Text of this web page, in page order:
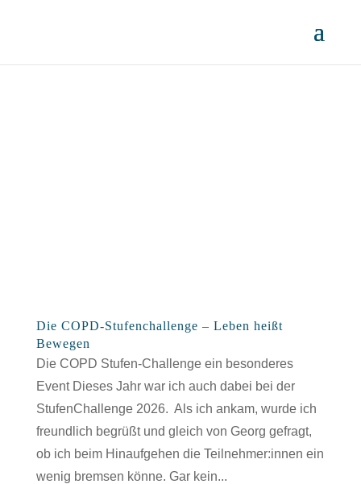
Die COPD-Stufenchallenge – Leben heißt
Bewegen
Die COPD Stufen-Challenge ein besonderes
Event Dieses Jahr war ich auch dabei bei der
StufenChallenge 2026. Als ich ankam, wurde ich
freundlich begrüßt und gleich von Georg gefragt,
ob ich beim Hinaufgehen die Teilnehmer:innen ein
wenig bremsen könne. Gar kein...